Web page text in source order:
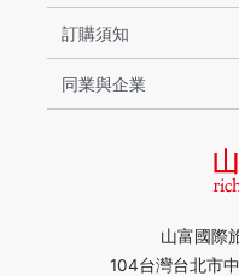
山富國際
104台灣台北市
訂購須知
同業與企業